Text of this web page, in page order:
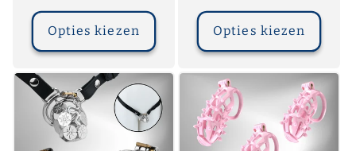
prijs
Opties kiezen
prijs
Opties kiezen